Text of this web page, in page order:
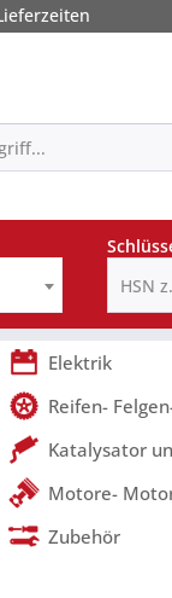
Elektrik
Reifen-
Katalysator
Motore-
Zubehör